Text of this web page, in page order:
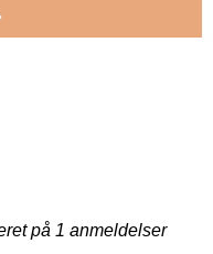
på 1 anmeldelser